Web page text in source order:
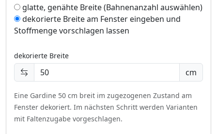
glatte, genähte Breite (Bahnenanzahl auswählen)
dekorierte Breite am Fenster eingeben und
Stoffmenge vorschlagen lassen
dekorierte Breite
cm
Eine Gardine 50 cm breit im zugezogenen Zustand am
Fenster dekoriert. Im nächsten Schritt werden Varianten
mit Faltenzugabe vorgeschlagen.